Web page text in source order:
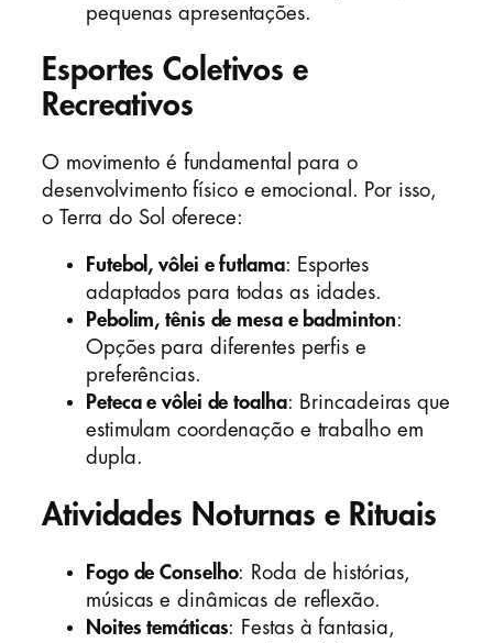
pequenas apresentações.
Esportes Coletivos e
Recreativos
O movimento é fundamental para o
desenvolvimento físico e emocional. Por isso,
o Terra do Sol oferece:
Futebol, vôlei e futlama: Esportes
adaptados para todas as idades.
Pebolim, tênis de mesa e badminton:
Opções para diferentes perfis e
preferências.
Peteca e vôlei de toalha: Brincadeiras que
estimulam coordenação e trabalho em
dupla.
Atividades Noturnas e Rituais
Fogo de Conselho: Roda de histórias,
músicas e dinâmicas de reflexão.
Noites temáticas: Festas à fantasia,